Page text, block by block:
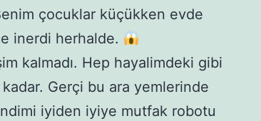
çocuklar küçükken evde
inerdi herhalde.
kalmadı. Hep hayalimdeki gibi
Gerçi bu ara yemlerinde
iyiden iyiye mutfak robotu